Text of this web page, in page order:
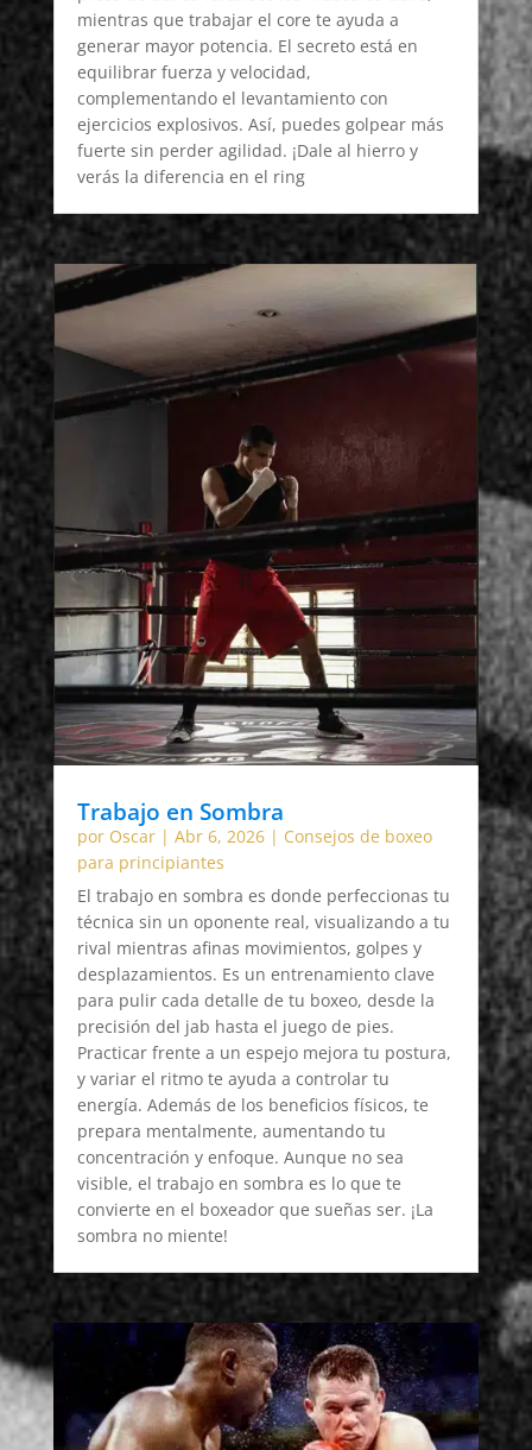
mientras que trabajar el core te ayuda a
generar mayor potencia. El secreto está en
equilibrar fuerza y velocidad,
complementando el levantamiento con
ejercicios explosivos. Así, puedes golpear más
fuerte sin perder agilidad. ¡Dale al hierro y
verás la diferencia en el ring
Trabajo en Sombra
por Oscar| Abr 6, 2026| Consejos de boxeo
para principiantes
El trabajo en sombra es donde perfeccionas tu
técnica sin un oponente real, visualizando a tu
rival mientras afinas movimientos, golpes y
desplazamientos. Es un entrenamiento clave
para pulir cada detalle de tu boxeo, desde la
precisión del jab hasta el juego de pies.
Practicar frente a un espejo mejora tu postura,
y variar el ritmo te ayuda a controlar tu
energía. Además de los beneficios físicos, te
prepara mentalmente, aumentando tu
concentración y enfoque. Aunque no sea
visible, el trabajo en sombra es lo que te
convierte en el boxeador que sueñas ser. ¡La
sombra no miente!